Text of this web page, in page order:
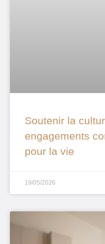
Soutenir la
engagements
pour la vie
19/05/2026